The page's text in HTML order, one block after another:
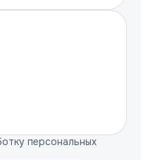
персональных